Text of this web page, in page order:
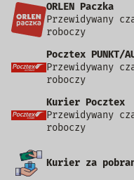
ORLEN Paczka
Przewidywany
roboczy
Pocztex PUNKT/
Przewidywany
roboczy
Kurier Pocztex
Przewidywany
roboczy
Kurier za